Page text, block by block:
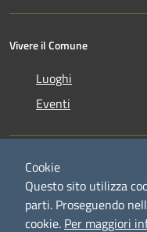
Vivere il Comune
Luoghi
Eventi
RSS
Accessibilità
Cookie
Questo sito utilizza
parti. Proseguendo
cookie. Per maggiori